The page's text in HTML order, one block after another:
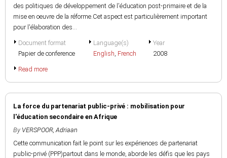
des politiques de développement de l'éducation post-primaire et de la
mise en oeuvre de la réforme.Cet aspect est particulièrement important
pour l'élaboration des...
Document format
Papier de conference
Language(s)
English, French
Year
2008
Read more
La force du partenariat public-privé : mobilisation pour
l'éducation secondaire en Afrique
By VERSPOOR, Adriaan
Cette communication fait le point sur les expériences de partenariat
public-privé (PPP)partout dans le monde, aborde les défis que les pays